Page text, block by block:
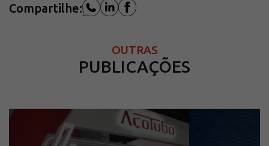
Compartilhe:
OUTRAS
PUBLICAÇÕES